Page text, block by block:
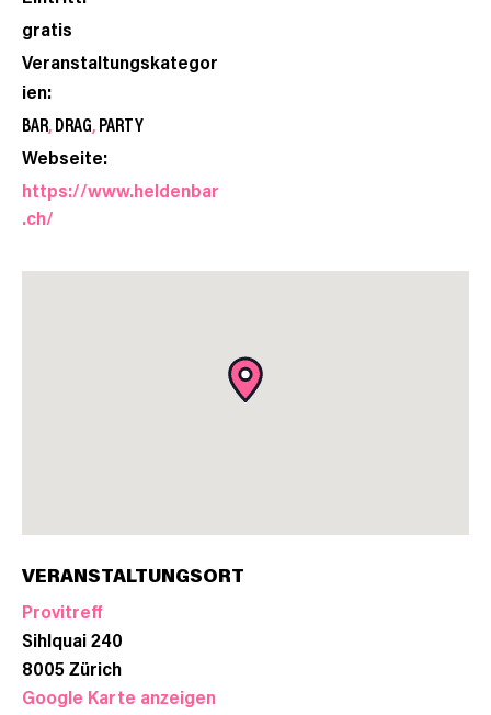
gratis
Veranstaltungskategor
ien:
BAR,DRAG,PARTY
Webseite:
https://www.heldenbar
.ch/
VERANSTALTUNGSORT
Provitreff
Sihlquai 240
8005Zürich
Google Karte anzeigen